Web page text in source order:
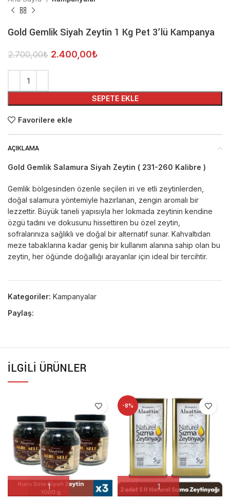
Gold Gemlik Siyah Zeytin 1 Kg Pet 3’lü Kampanya
2.700,00₺ 2.400,00₺
SEPETE EKLE
Favorilere ekle
AÇIKLAMA
Gold Gemlik Salamura Siyah Zeytin ( 231-260 Kalibre )
Gemlik bölgesinden özenle seçilen iri ve etli zeytinlerden,
doğal salamura yöntemiyle hazırlanan, zengin aromalı bir
lezzettir. Büyük taneli yapısıyla her lokmada zeytinin kendine
özgü tadını ve dokusunu hissettiren bu özel zeytin,
sofralarınıza sağlıklı ve doğal bir alternatif sunar. Kahvaltıdan
meze tabaklarına kadar geniş bir kullanım alanına sahip olan bu
zeytin, her öğünde doğallığı arayanlar için ideal bir tercihtir.
Kategoriler: Kampanyalar
Paylaş:
İLGILI ÜRÜNLER
-8%